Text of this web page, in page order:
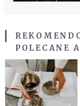
POLECANE